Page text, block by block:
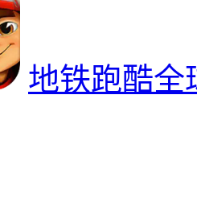
地铁跑酷全